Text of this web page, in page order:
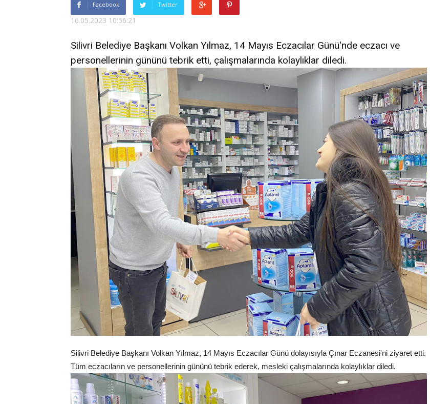
Facebook Twitter
16.05.2023 10:56:21
Silivri Belediye Başkanı Volkan Yılmaz, 14 Mayıs Eczacılar Günü'nde eczacı ve
personellerinin gününü tebrik etti, çalışmalarında kolaylıklar diledi.
Silivri Belediye Başkanı Volkan Yılmaz, 14 Mayıs Eczacılar Günü dolayısıyla Çınar Eczanesi'ni ziyaret etti.
Tüm eczacıların ve personellerinin gününü tebrik ederek, mesleki çalışmalarında kolaylıklar diledi.